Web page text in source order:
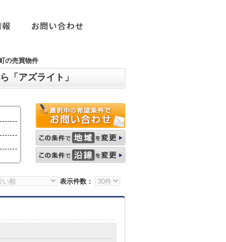
お問い合わせ
の売買物件
「アズライト」
表示件数：